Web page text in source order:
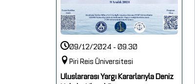
09/12/2024 - 09.30
Piri Reis Üniversitesi
Uluslararası Yargı Kararlarıyla Deniz